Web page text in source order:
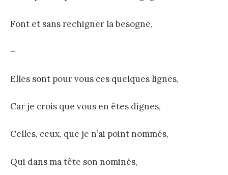
Font et sans rechigner la besogne,
–
Elles sont pour vous ces quelques lignes,
Car je crois que vous en êtes dignes,
Celles, ceux, que je n’ai point nommés,
Qui dans ma tête son nominés,